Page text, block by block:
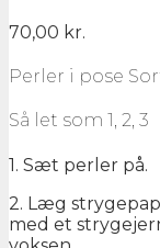
70,00 kr.
Perler i pose
Så let som 1, 2, 3
1. Sæt perler på.
2. Læg
med et